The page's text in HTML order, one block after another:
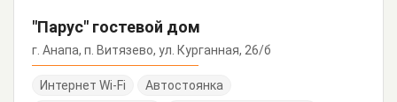
"Парус" гостевой дом
г. Анапа, п. Витязево, ул. Курганная, 26/б
Интернет Wi-Fi
Автостоянка